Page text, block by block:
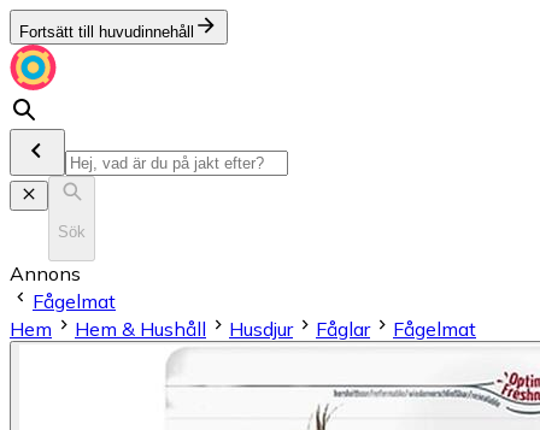
Fortsätt till huvudinnehåll
Sök
Annons
Fågelmat
Hem
Hem & Hushåll Husdjur Fåglar Fågelmat